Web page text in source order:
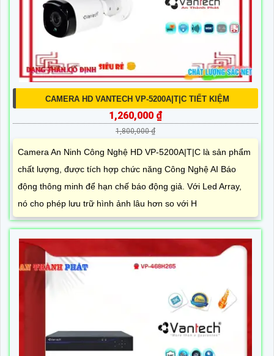
CAMERA HD VANTECH VP-5200A|T|C TIẾT KIỆM
1,260,000 ₫
1,800,000 ₫
Camera An Ninh Công Nghệ HD VP-5200A|T|C là sản phẩm
chất lượng, được tích hợp chức năng Công Nghệ AI Báo
động thông minh để hạn chế báo động giả. Với Led Array,
nó cho phép lưu trữ hình ảnh lâu hơn so với H